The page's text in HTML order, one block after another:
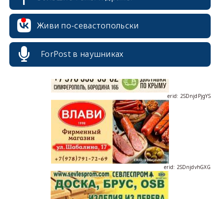
Живи по-севастопольски
ForPost в наушниках
erid: 2SDnjcrDNw6
erid: 2SDnjdPjgYS
erid: 2SDnjdvhGXG